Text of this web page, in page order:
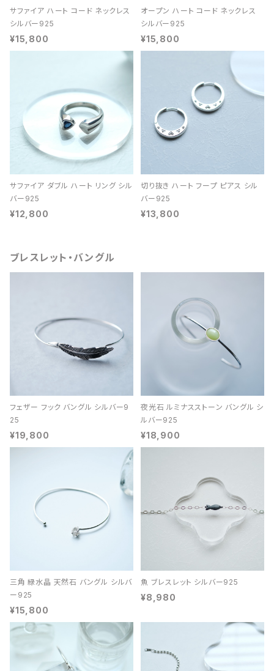
サファイア ハート コード ネックレス
シルバー925
¥15,800
オープン ハート コード ネックレス
シルバー925
¥15,800
サファイア ダブル ハート リング シル
バー925
¥12,800
切り抜き ハート フープ ピアス シル
バー925
¥13,800
ブレスレット・バングル
フェザー フック バングル シルバー9
25
¥19,800
夜光石 ルミナスストーン バングル シ
ルバー925
¥18,900
三角 緑水晶 天然石 バングル シルバ
ー925
¥15,800
魚 ブレスレット シルバー925
¥8,980